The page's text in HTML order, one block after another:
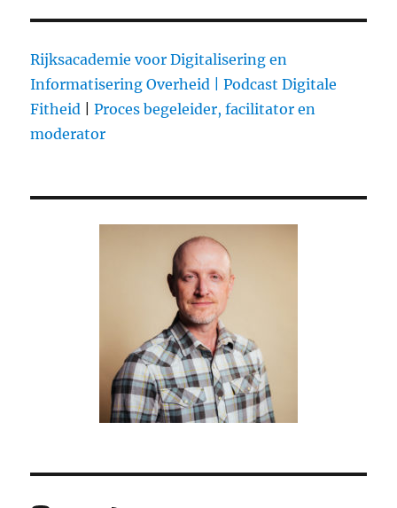
Rijksacademie voor Digitalisering en
Informatisering Overheid |
Podcast Digitale
Fitheid |Proces begeleider, facilitator en
moderator